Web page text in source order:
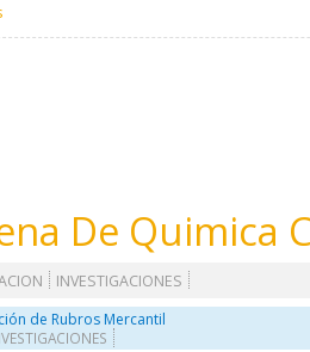
De Quimica
INVESTIGACIONES
de Rubros Mercantil